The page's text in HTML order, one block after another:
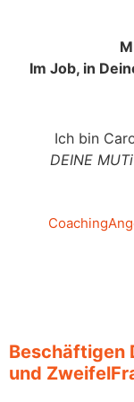
Im Job, in
Ich bin
DEINE
Beschäftigen
und